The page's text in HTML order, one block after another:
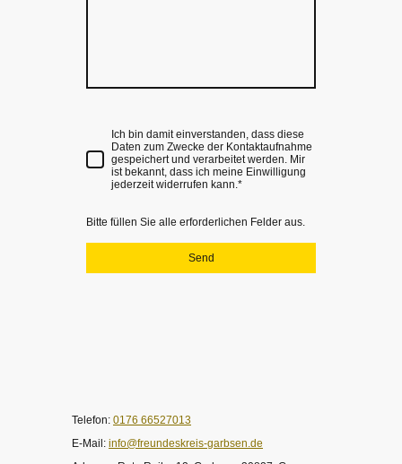
Ich bin damit einverstanden, dass diese
Daten zum Zwecke der Kontaktaufnahme
gespeichert und verarbeitet werden. Mir
ist bekannt, dass ich meine Einwilligung
jederzeit widerrufen kann.*
Bitte füllen Sie alle erforderlichen Felder aus.
Send
Telefon: 0176 66527013
E-Mail: info@freundeskreis-garbsen.de